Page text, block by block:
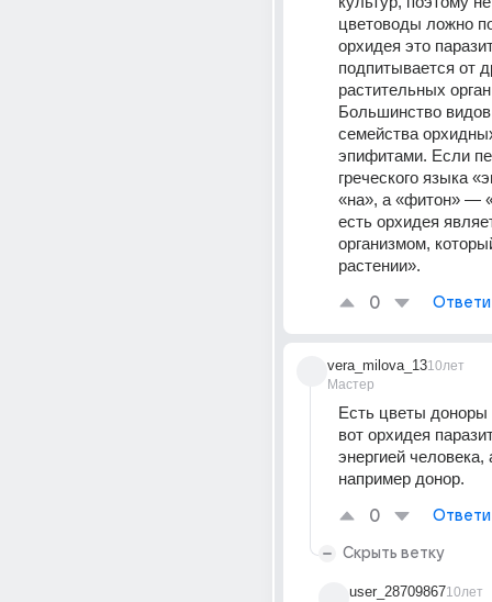
цветоводы ложно
орхидея это
подпитывается от
растительных
Большинство
семейства
эпифитами. Если
греческого языка
«на», а «фитон» —
есть орхидея
организмом,
растении».
0
vera_milova_13
Мастер
10лет
Есть цветы доноры
вот орхидея
энергией человека,
например донор.
0
Скрыть ветку
user_2870986710лет